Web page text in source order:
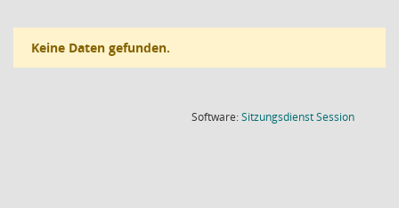
Keine Daten gefunden.
Software:SitzungsdienstSession(Wird in